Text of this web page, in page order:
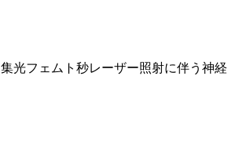
集光フェムト秒レーザー照射に伴う神